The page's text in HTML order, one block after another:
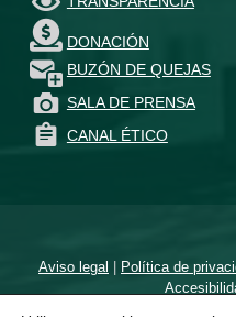
DONACIÓN
BUZÓN DE QUEJAS
SALA DE PRENSA
CANAL ÉTICO
Aviso legal | Política de